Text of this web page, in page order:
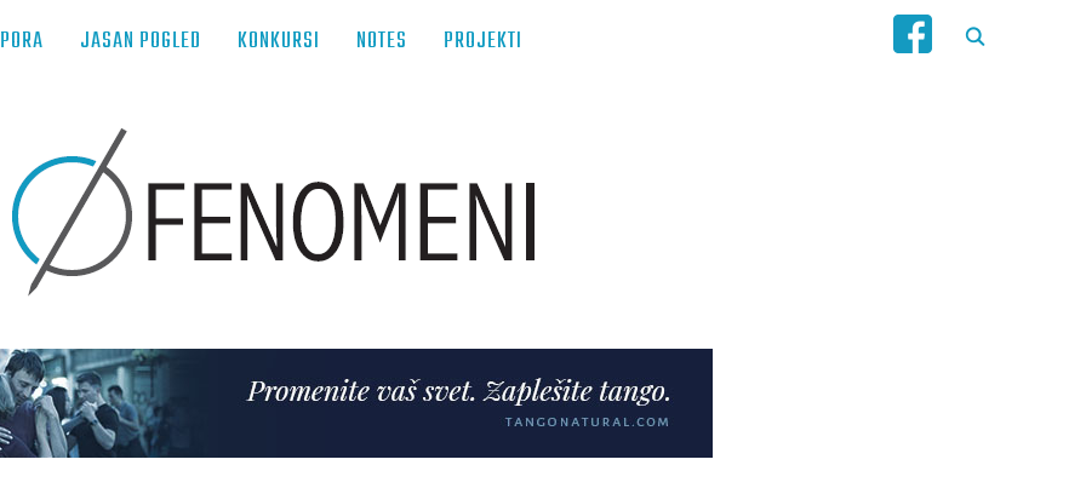
JASAN POGLED KONKURSI NOTES PROJEKTI